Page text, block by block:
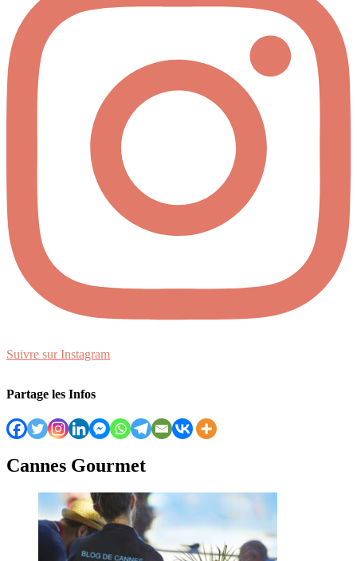
Suivre sur Instagram
Partage les Infos
Cannes Gourmet